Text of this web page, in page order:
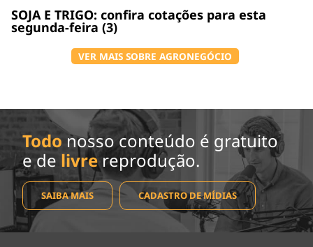
SOJA E TRIGO: confira cotações para esta
segunda-feira (3)
VER MAIS SOBRE AGRONEGÓCIO
Todo nosso conteúdo é gratuito
e de livrereprodução.
SAIBA MAIS CADASTRO DE MÍDIAS